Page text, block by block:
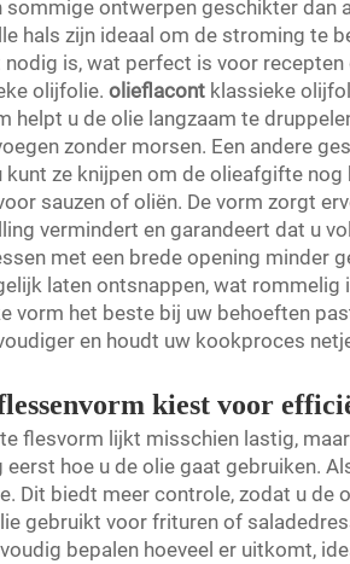
sommige ontwerpen geschikter dan
hals zijn ideaal om de stroming te
is, wat perfect is voor
olijfolie. olieflacont klassieke
helpt u de olie langzaam te
zonder morsen. Een andere
kunt ze knijpen om de olieafgifte
sauzen of oliën. De vorm zorgt
vermindert en garandeert dat u
met een brede opening minder
laten ontsnappen, wat
vorm het beste bij uw behoeften
en houdt uw kookproces
kiest voor
flesvorm lijkt misschien lastig,
eerst hoe u de olie gaat gebruiken.
Dit biedt meer controle, zodat u de
gebruikt voor frituren of
bepalen hoeveel er uitkomt,